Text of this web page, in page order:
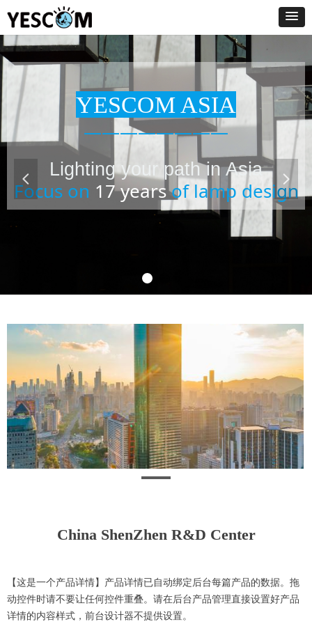
YESCOM ASIA
————————
Lighting your path in Asia
Focus on 17 yearsof lamp design
넳 넲
China ShenZhen R&D Center
【这是一个产品详情】产品详情已自动绑定后台每篇产品的数据。拖
动控件时请不要让任何控件重叠。请在后台产品管理直接设置好产品
详情的内容样式，前台设计器不提供设置。